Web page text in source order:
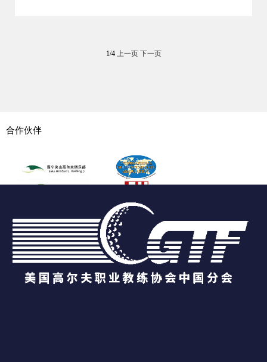
1/4 上一页 下一页
合作伙伴